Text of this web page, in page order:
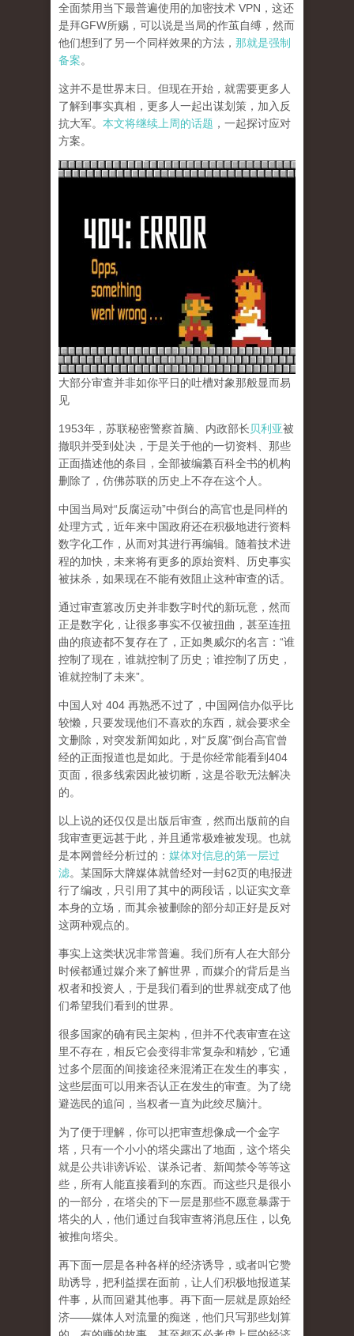
全面禁用当下最普遍使用的加密技术 VPN，这还
是拜GFW所赐，可以说是当局的作茧自缚，然而
他们想到了另一个同样效果的方法， 那就是强制
备案。
这并不是世界末日。但现在开始，就需要更多人
了解到事实真相，更多人一起出谋划策，加入反
抗大军。 本文将继续上周的话题 ，一起探讨应对
方案。
大部分审查并非如你平日的吐槽对象那般显而易
见
1953年，苏联秘密警察首脑、内政部长贝利亚被
撤职并受到处决，于是关于他的一切资料、那些
正面描述他的条目，全部被编纂百科全书的机构
删除了，仿佛苏联的历史上不存在这个人。
中国当局对“反腐运动”中倒台的高官也是同样的
处理方式，近年来中国政府还在积极地进行资料
数字化工作，从而对其进行再编辑。随着技术进
程的加快，未来将有更多的原始资料、历史事实
被抹杀，如果现在不能有效阻止这种审查的话。
通过审查篡改历史并非数字时代的新玩意，然而
正是数字化，让很多事实不仅被扭曲，甚至连扭
曲的痕迹都不复存在了，正如奥威尔的名言：“谁
控制了现在，谁就控制了历史；谁控制了历史，
谁就控制了未来”。
中国人对 404 再熟悉不过了，中国网信办似乎比
较懒，只要发现他们不喜欢的东西，就会要求全
文删除，对突发新闻如此，对“反腐”倒台高官曾
经的正面报道也是如此。于是你经常能看到404
页面， 很多线索因此被切断，这是谷歌无法解决
的。
以上说的还仅仅是出版后审查，然而出版前的自
我审查更远甚于此，并且通常极难被发现。 也就
是本网曾经分析过的： 媒体对信息的第一层过
滤。某国际大牌媒体就曾经对一封62页的电报进
行了编改，只引用了其中的两段话，以证实文章
本身的立场，而其余被删除的部分却正好是反对
这两种观点的。
事实上这类状况非常普遍。我们所有人在大部分
时候都通过媒介来了解世界，而媒介的背后是当
权者和投资人，于是我们看到的世界就变成了他
们希望我们看到的世界。
很多国家的确有民主架构，但并不代表审查在这
里不存在，相反它会变得非常复杂和精妙，它通
过多个层面的间接途径来混淆正在发生的事实，
这些层面可以用来否认正在发生的审查。为了绕
避选民的追问，当权者一直为此绞尽脑汁。
为了便于理解，你可以把审查想像成一个金字
塔，只有一个小小的塔尖露出了地面，这个塔尖
就是公共诽谤诉讼、谋杀记者、新闻禁令等等这
些，所有人能直接看到的东西。而这些只是很小
的一部分，在塔尖的下一层是那些不愿意暴露于
塔尖的人，他们通过自我审查将消息压住，以免
被推向塔尖。
再下面一层是各种各样的经济诱导，或者叫它赞
助诱导，把利益摆在面前，让人们积极地报道某
件事，从而回避其他事。再下面一层就是原始经
济——媒体人对流量的痴迷，他们只写那些划算